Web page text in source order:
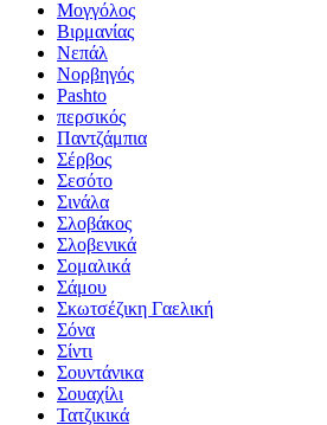
Μογγόλος
Βιρμανίας
Νεπάλ
Νορβηγός
Pashto
περσικός
Παντζάμπια
Σέρβος
Σεσότο
Σινάλα
Σλοβάκος
Σλοβενικά
Σομαλικά
Σάμου
Σκωτσέζικη Γαελική
Σόνα
Σίντι
Σουντάνικα
Σουαχίλι
Τατζικικά